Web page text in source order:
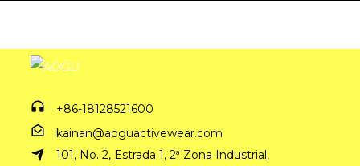
+86-18128521600
kainan@aoguactivewear.com
101, No. 2, Estrada 1, 2ª Zona Industrial,